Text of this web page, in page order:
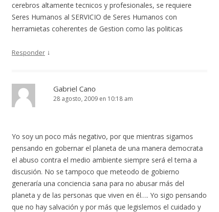
cerebros altamente tecnicos y profesionales, se requiere
Seres Humanos al SERVICIO de Seres Humanos con
herramietas coherentes de Gestion como las politicas
Responder ↓
Gabriel Cano
28 agosto, 2009 en 10:18 am
Yo soy un poco más negativo, por que mientras sigamos
pensando en gobernar el planeta de una manera democrata
el abuso contra el medio ambiente siempre será el tema a
discusión. No se tampoco que meteodo de gobierno
generaría una conciencia sana para no abusar más del
planeta y de las personas que viven en él…. Yo sigo pensando
que no hay salvación y por más que legislemos el cuidado y